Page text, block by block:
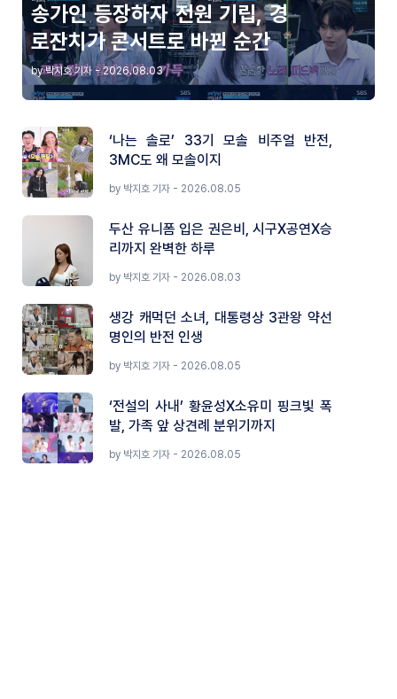
송가인 등장하자 전원 기립, 경
로잔치가 콘서트로 바뀐 순간
by 박지호 기자 - 2026.08.03
‘나는 솔로’ 33기 모솔 비주얼 반전,
3MC도 왜 모솔이지
by 박지호 기자 - 2026.08.05
두산 유니폼 입은 권은비, 시구X공연X승
리까지 완벽한 하루
by 박지호 기자 - 2026.08.03
생강 캐먹던 소녀, 대통령상 3관왕 약선
명인의 반전 인생
by 박지호 기자 - 2026.08.05
‘전설의 사내’ 황윤성X소유미 핑크빛 폭
발, 가족 앞 상견례 분위기까지
by 박지호 기자 - 2026.08.05